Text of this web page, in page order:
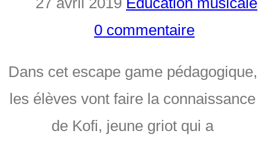
0 commentaire
Dans cet escape game pédagogique,
les élèves vont faire la connaissance
de Kofi, jeune griot qui a